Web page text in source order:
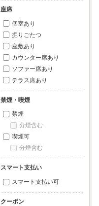
座席
個室あり
掘りごたつ
座敷あり
カウンター席あり
ソファー席あり
テラス席あり
禁煙・喫煙
禁煙
分煙含む
喫煙可
分煙含む
スマート支払い
スマート支払い可
クーポン